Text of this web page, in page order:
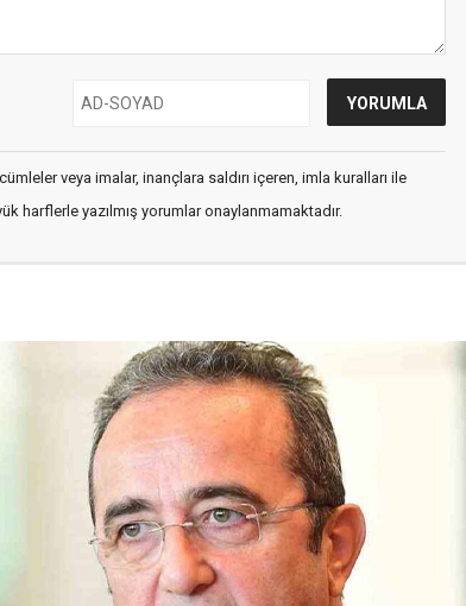
veya imalar, inançlara saldırı içeren, imla kuralları ile
harflerle yazılmış yorumlar onaylanmamaktadır.